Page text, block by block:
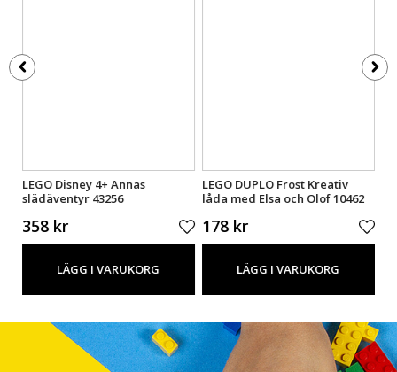
LEGO Disney 4+ Annas
slädäventyr 43256
358 kr
LÄGG I VARUKORG
LEGO DUPLO Frost Kreativ
låda med Elsa och Olof 10462
178 kr
LÄGG I VARUKORG